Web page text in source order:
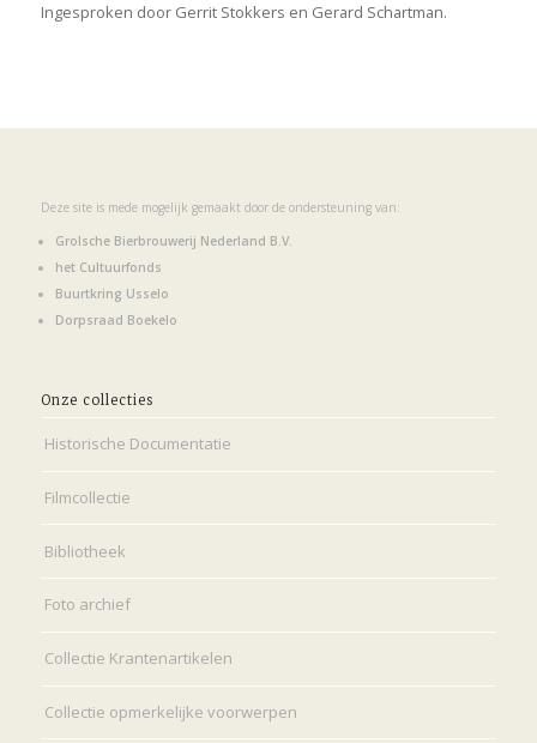
Ingesproken door Gerrit Stokkers en Gerard Schartman.
Deze site is mede mogelijk gemaakt door de ondersteuning van:
Grolsche Bierbrouwerij Nederland B.V.
het Cultuurfonds
Buurtkring Usselo
Dorpsraad Boekelo
Onze collecties
Historische Documentatie
Filmcollectie
Bibliotheek
Foto archief
Collectie Krantenartikelen
Collectie opmerkelijke voorwerpen